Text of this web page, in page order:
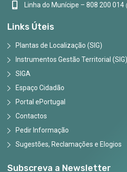
Linha do Munícipe – 808 200 014
Links Úteis
Plantas de Localização (SIG)
Instrumentos Gestão Territorial (SIG)
SIGA
Espaço Cidadão
Portal ePortugal
Contactos
Pedir Informação
Sugestões, Reclamações e Elogios
Subscreva a Newsletter